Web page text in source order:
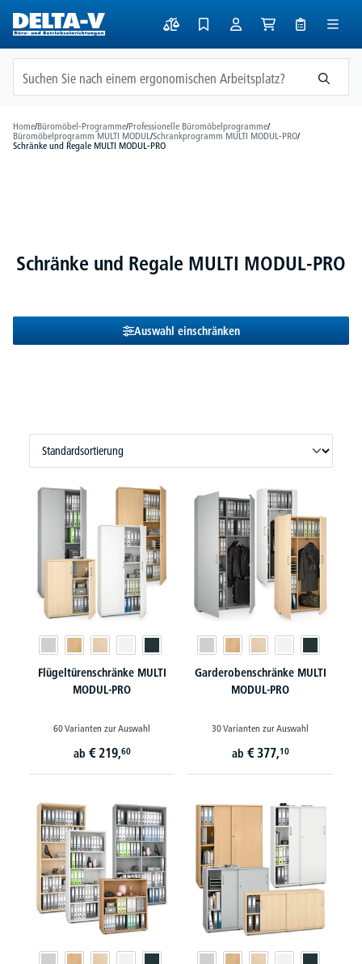
springen
Home/Büromöbel-Programme/Professionelle Büromöbelprogramme/
Büromöbelprogramm MULTI MODUL/Schrankprogramm MULTI MODUL-PRO/
Schränke und Regale MULTI MODUL-PRO
Schränke und Regale MULTI MODUL-PRO
Auswahl einschränken
Flügeltürenschränke MULTI
MODUL-PRO
60 Varianten zur Auswahl
ab € 219,60
Garderobenschränke MULTI
MODUL-PRO
30 Varianten zur Auswahl
ab € 377,10